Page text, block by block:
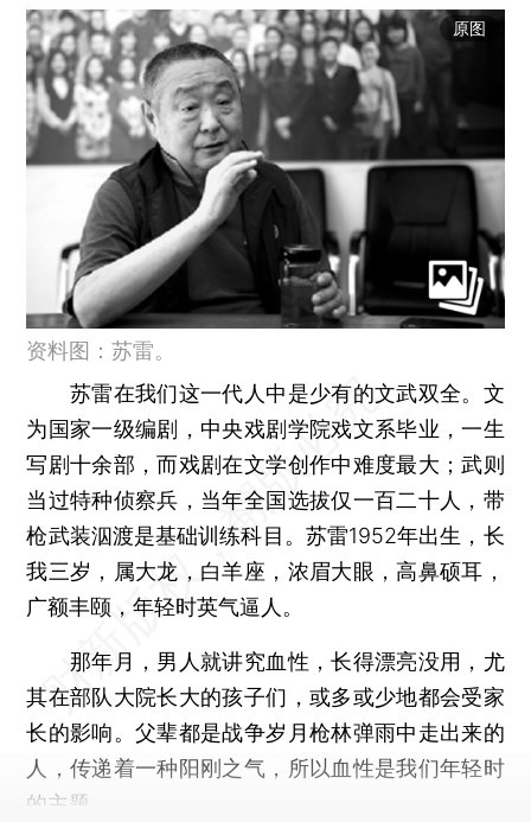
原图
资料图：苏雷。
苏雷在我们这一代人中是少有的文武双全。文
为国家一级编剧，中央戏剧学院戏文系毕业，一生
写剧十余部，而戏剧在文学创作中难度最大；武则
当过特种侦察兵，当年全国选拔仅一百二十人，带
枪武装泅渡是基础训练科目。苏雷1952年出生，长
我三岁，属大龙，白羊座，浓眉大眼，高鼻硕耳，
广额丰颐，年轻时英气逼人。
那年月，男人就讲究血性，长得漂亮没用，尤
其在部队大院长大的孩子们，或多或少地都会受家
长的影响。父辈都是战争岁月枪林弹雨中走出来的
人，传递着一种阳刚之气，所以血性是我们年轻时
的主题。